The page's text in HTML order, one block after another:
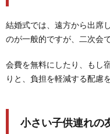
結婚式では、遠方から出席
のが一般的ですが、二次会
会費を無料にしたり、もし
りと、負担を軽減する配慮
小さい子供連れの